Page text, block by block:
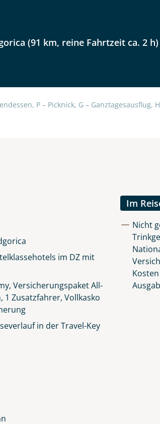
(91 km, reine Fahrtzeit ca. 2 h)
P – Picknick, G –
im DZ mit
Versicherungspaket All-
1 Zusatzfahrer, Vollkasko
in der Travel-Key
Im
Nicht